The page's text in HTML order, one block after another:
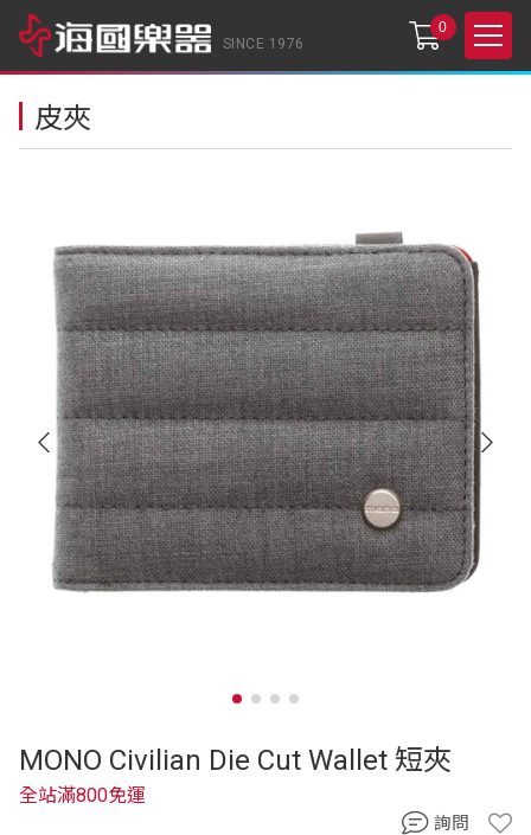
SINCE 1976
0
皮夾
MONO Civilian Die Cut Wallet 短夾
全站滿800免運
詢問